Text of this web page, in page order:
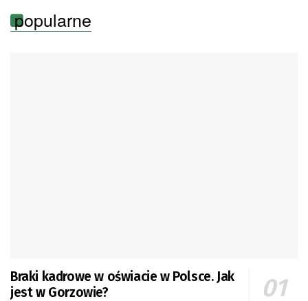
popularne
Braki kadrowe w oświacie w Polsce. Jak
jest w Gorzowie?